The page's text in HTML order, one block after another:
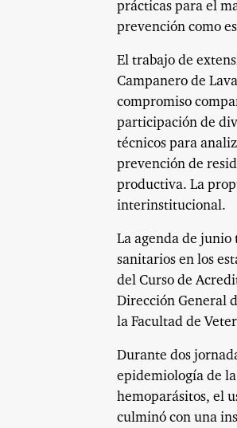
prácticas para el
prevención como
El trabajo de
Campanero de
compromiso
participación de
técnicos para
prevención de
productiva. La
interinstitucional.
La agenda de junio
sanitarios en los
del Curso de
Dirección General
la Facultad de
Durante dos
epidemiología de
hemoparásitos, el
culminó con una